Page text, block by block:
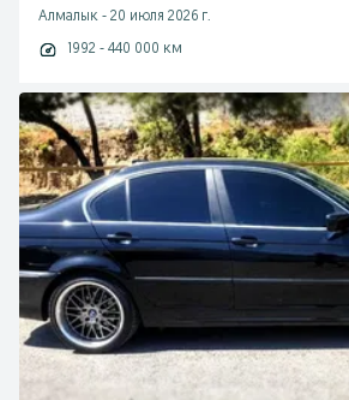
Алмалык - 20 июля 2026 г.
1992 - 440 000 км